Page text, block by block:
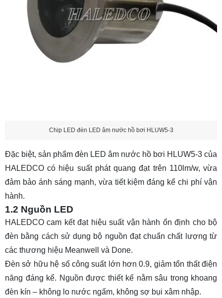
Chip LED đèn LED âm nước hồ bơi HLUW5-3
Đặc biệt, sản phẩm đèn LED âm nước hồ bơi HLUW5-3 của
HALEDCO có hiệu suất phát quang đạt trên 110lm/w, vừa
đảm bảo ánh sáng mạnh, vừa tiết kiệm đáng kể chi phí vận
hành.
1.2 Nguồn LED
HALEDCO cam kết đạt hiệu suất vận hành ổn định cho bộ
đèn bằng cách sử dụng bộ nguồn đạt chuẩn chất lượng từ
các thương hiệu Meanwell và Done.
Đèn sở hữu hệ số công suất lớn hơn 0.9, giảm tổn thất điện
năng đáng kể. Nguồn được thiết kế nằm sâu trong khoang
đèn kín – không lo nước ngấm, không sợ bụi xâm nhập.